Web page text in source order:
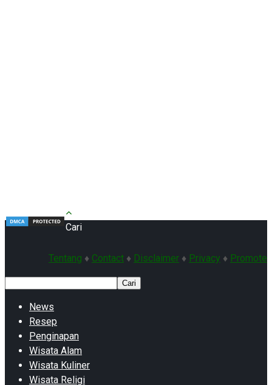
Tentang ♦ Contact ♦ Disclaimer ♦ Privacy ♦ Promote
Cari
Cari
News
Resep
Penginapan
Wisata Alam
Wisata Kuliner
Wisata Religi